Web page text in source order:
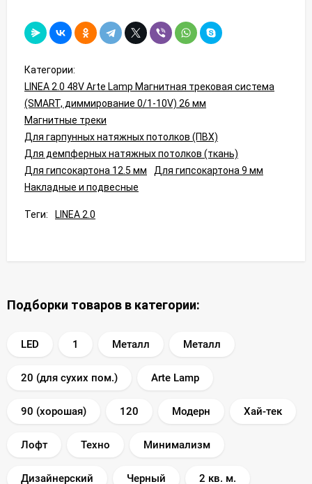
Категории:
LINEA 2.0 48V Arte Lamp Магнитная трековая система
(SMART, диммирование 0/1-10V) 26 мм
Магнитные треки
Для гарпунных натяжных потолков (ПВХ)
Для демпферных натяжных потолков (ткань)
Для гипсокартона 12.5 мм
Для гипсокартона 9 мм
Накладные и подвесные
Теги: LINEA 2.0
Подборки товаров в категории:
LED 1 Металл Металл
20 (для сухих пом.) Arte Lamp
90 (хорошая) 120 Модерн Хай-тек
Лофт Техно Минимализм
Дизайнерский Черный 2 кв. м.